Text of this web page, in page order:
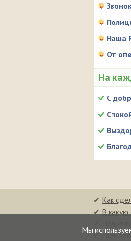
Наша
От
На
С
Мы
✔ Как
✔В какую
✔